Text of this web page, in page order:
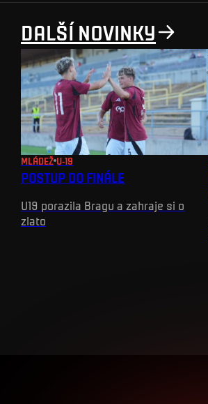
DALŠÍ NOVINKY
MLÁDEŽ U-19
POSTUP DO FINÁLE
U19 porazila Bragu a zahraje si o
zlato